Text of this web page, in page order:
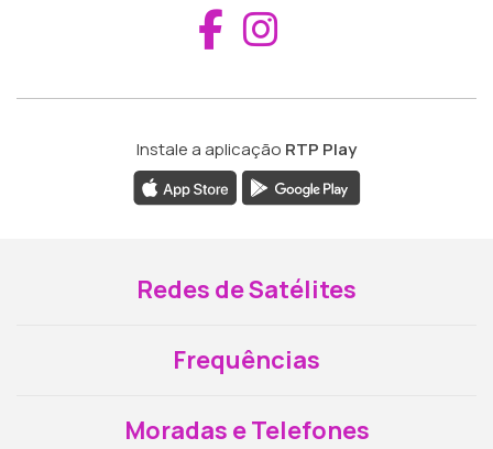
Aceder ao
Instale a aplicação RTP Play
Redes de Satélites
Frequências
Moradas e Telefones